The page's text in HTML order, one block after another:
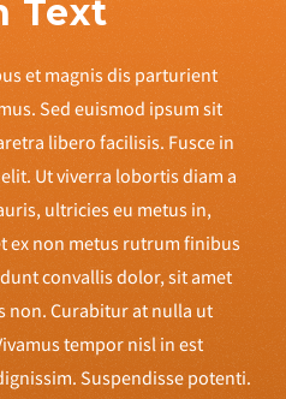
Text
et magnis dis parturient
Sed euismod ipsum sit
libero facilisis. Fusce in
Ut viverra lobortis diam a
ultricies eu metus in,
ex non metus rutrum finibus
convallis dolor, sit amet
non. Curabitur at nulla ut
tempor nisl in est
Suspendisse potenti.